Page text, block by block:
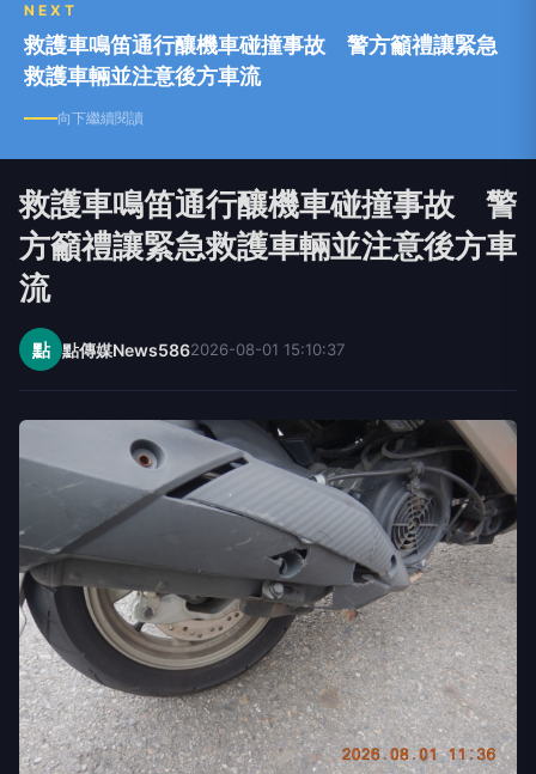
向下繼續閱讀
救護車鳴笛通行釀機車碰撞事故 警
方籲禮讓緊急救護車輛並注意後方車
流
點傳媒News586 2026-08-01 15:10:37